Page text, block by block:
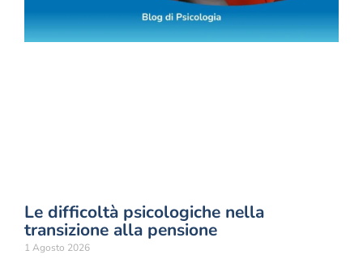
Le difficoltà psicologiche nella
transizione alla pensione
1 Agosto 2026